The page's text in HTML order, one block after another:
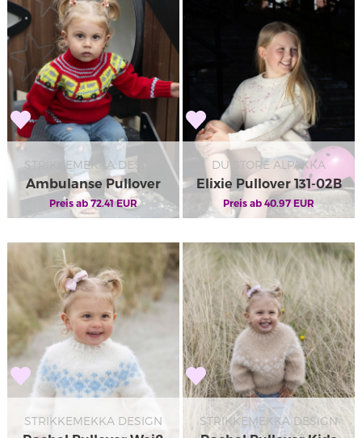
STRIKKEMEKKA DESIGN
Ambulanse Pullover
Preis ab 72.41EUR
DU STORE ALPAKKA
Elixie Pullover 131-02B
Preis ab 40.97 EUR
STRIKKEMEKKA DESIGN STRIKKEMEKKA DESIGN